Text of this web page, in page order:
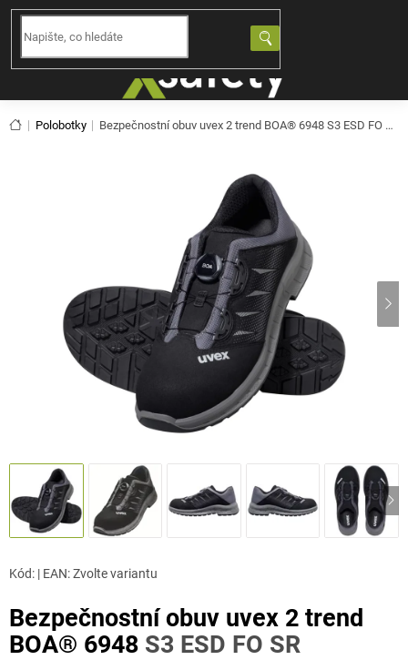
Přejít
obsah
Domů
Polobotky Bezpečnostní obuv uvex 2 trend BOA® 6948 S3 ESD FO SR
Bezpečnostní obuv uvex 2 trend
BOA® 6948 S3 ESD FO SR
Kód: | EAN:Zvolte variantu